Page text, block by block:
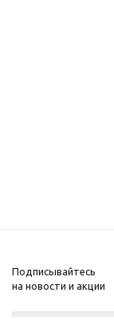
Подписывайтесь
на новости и акции